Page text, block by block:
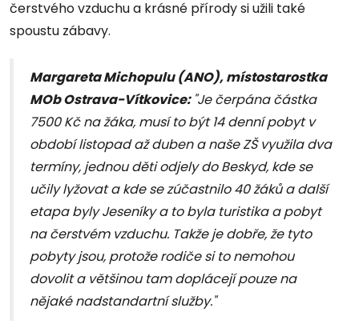
čerstvého vzduchu a krásné přírody si užili také
spoustu zábavy.
Margareta Michopulu (ANO), místostarostka
MOb Ostrava-Vítkovice: "Je čerpána částka
7500 Kč na žáka, musí to být 14 denní pobyt v
období listopad až duben a naše ZŠ využila dva
termíny, jednou děti odjely do Beskyd, kde se
učily lyžovat a kde se zúčastnilo 40 žáků a další
etapa byly Jeseníky a to byla turistika a pobyt
na čerstvém vzduchu. Takže je dobře, že tyto
pobyty jsou, protože rodiče si to nemohou
dovolit a většinou tam doplácejí pouze na
nějaké nadstandartní služby."